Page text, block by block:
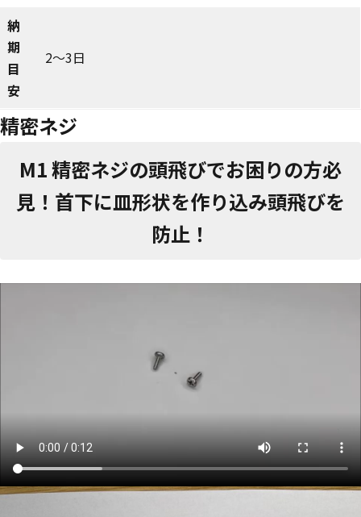
納
期
目
安
2～3日
精密ネジ
M1 精密ネジの頭飛びでお困りの方必
見！首下に皿形状を作り込み頭飛びを
防止！